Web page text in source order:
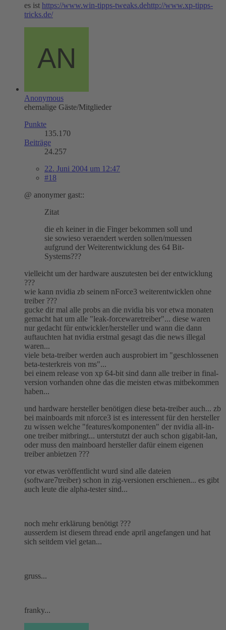
es ist https://www.win-tipps-tweaks.dehttp://www.xp-tipps-
tricks.de/
Anonymous
ehemalige Gäste/Mitglieder
Punkte
135.170
Beiträge
24.257
22. Juni 2004 um 12:47
#18
@ anonymer gast::
Zitat
die eh keiner in die Finger bekommen soll und
sie sowieso veraendert werden sollen/muessen
aufgrund der Weiterentwicklung des 64 Bit-
Systems???
vielleicht um der hardware auszutesten bei der entwicklung
???
wie kann nvidia zb seinem nForce3 weiterentwicklen ohne
treiber ???
gucke dir mal alle probs an die nvidia bis vor etwa monaten
gemacht hat um alle "leak-forcewaretreiber"... diese waren
nur gedacht für entwickler/hersteller und wann die dann
auftauchten hat nvidia erstmal gesagt das die news illegal
waren...
viele beta-treiber werden auch ausprobiert im "geschlossenen
beta-testerkreis von ms"...
bei einem release von xp 64-bit sind dann alle treiber in final-
version vorhanden ohne das die meisten etwas mitbekommen
haben...
und hardware hersteller benötigen diese beta-treiber auch... zb
bei mainboards mit nforce3 ist es interessent für den hersteller
zu wissen welche "features/komponenten" der nvidia all-in-
one treiber mitbringt... unterstutzt der auch schon gigabit-lan,
oder muss den mainboard hersteller dafür einem eigenen
treiber anbietzen ???
vor etwas veröffentlicht wurd sind alle dateien
(software7treiber) schon in zig-versionen erschienen... es gibt
auch leute die alpha-tester sind...
noch mehr erklärung benötigt ???
ausserdem ist diesem thread ende april angefangen und hat
sich seitdem viel getan...
gruss...
franky...